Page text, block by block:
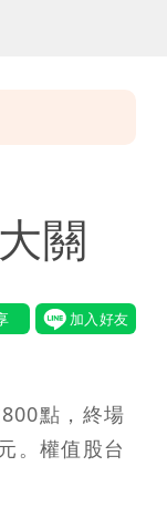
關
點，終場
。權值股台